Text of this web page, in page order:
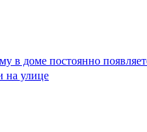
в доме постоянно
на улице